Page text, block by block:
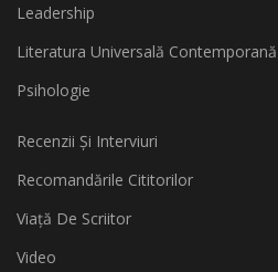
Leadership
Literatura Universală Contemporană
Psihologie
Recenzii Și Interviuri
Recomandările Cititorilor
Viață De Scriitor
Video